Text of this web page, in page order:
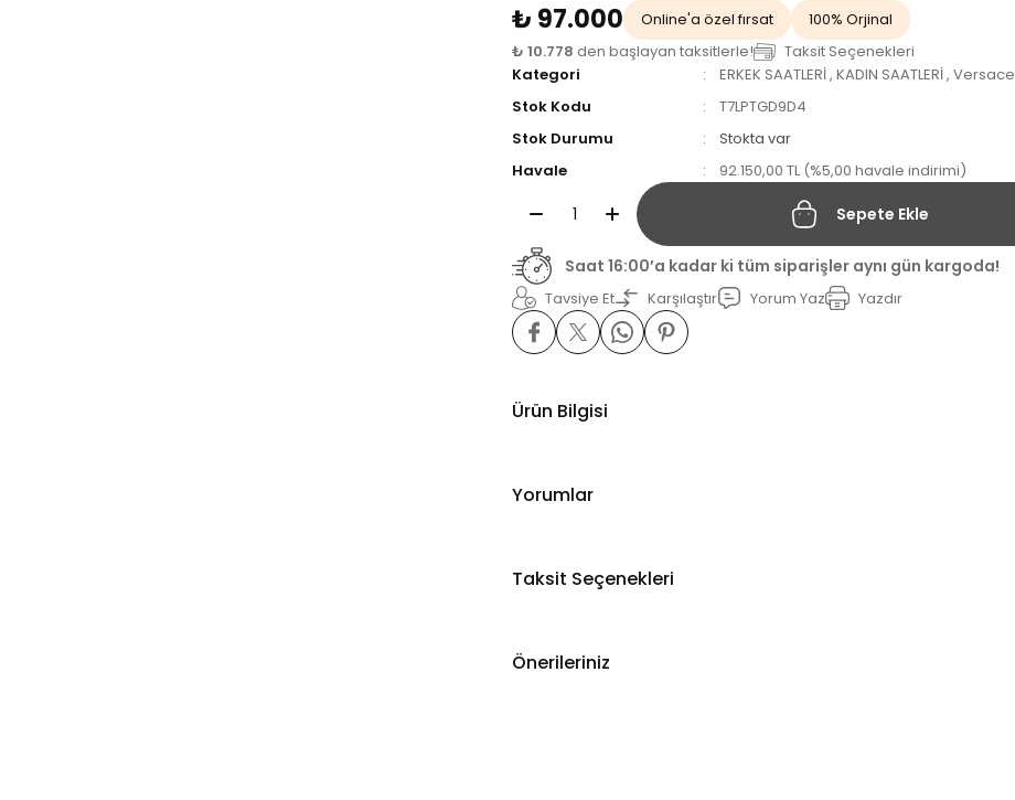
₺ 97.000
Online'a özel fırsat 100% Orjinal
₺ 10.778 den başlayan taksitlerle!
Taksit Seçenekleri
Kategori
ERKEK SAATLERİ, KADIN SAATLERİ, Versace
Stok Kodu
T7LPTGD9D4
Stok Durumu
Stokta var
Havale
92.150,00 TL (%5,00 havale indirimi)
Sepete Ekle
Saat 16:00’a kadar ki tüm siparişler aynı gün kargoda!
Tavsiye Et Karşılaştır Yorum Yaz Yazdır
Ürün Bilgisi
Yorumlar
Taksit Seçenekleri
Önerileriniz